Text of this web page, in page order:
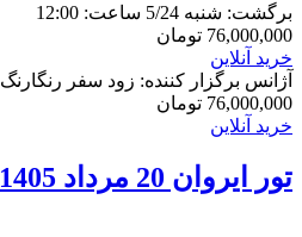
برگشت: شنبه 5/24 ساعت: 12:00
76,000,000 تومان
خرید آنلاین
آژانس برگزار کننده: زود سفر رنگارنگ
76,000,000 تومان
خرید آنلاین
تور ایروان 20 مرداد 1405